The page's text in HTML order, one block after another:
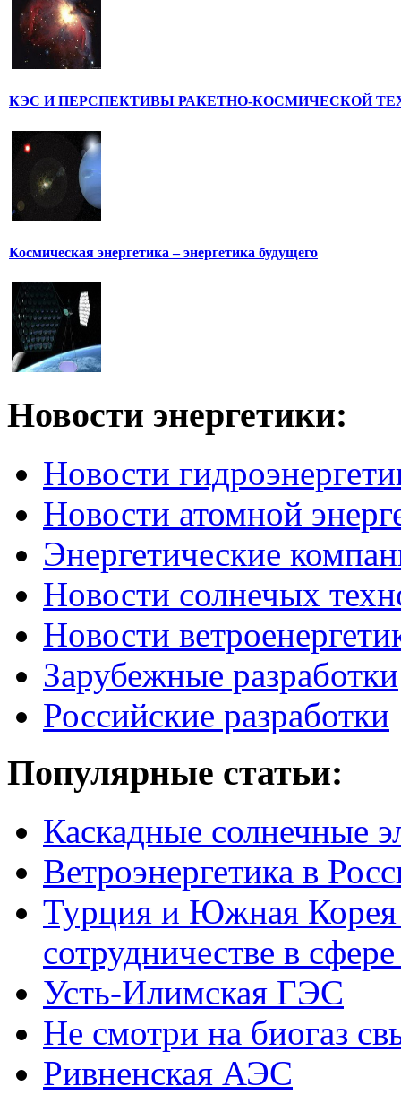
КЭС И ПЕРСПЕКТИВЫ РАКЕТНО-КОСМИЧЕСКОЙ
Космическая энергетика – энергетика будущего
Новости энергетики:
Новости
Новости атомной
Энергетические
Новости солнечых
Новости
Зарубежные разработки
Российские разработки
Популярные статьи:
Каскадные солнечные
Ветроэнергетика в
Турция и Южная Корея
сотрудничестве в
Усть-Илимская ГЭС
Не смотри на биогаз
Ривненская АЭС